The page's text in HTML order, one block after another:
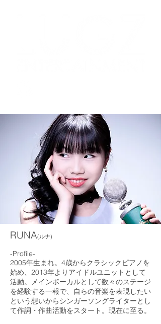
RUNA(ルナ)
-Profile-
2005年生まれ。4歳からクラシックピアノを
始め、2013年よりアイドルユニットとして
活動。メインボーカルとして数々のステージ
を経験する一報で、自らの音楽を表現したい
という想いからシンガーソングライターとし
て作詞・作曲活動をスタート。現在に至る。